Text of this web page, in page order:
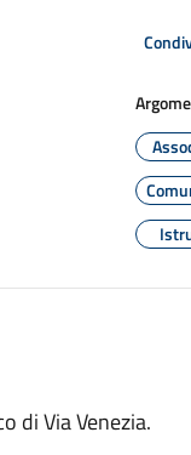
di Via Venezia.